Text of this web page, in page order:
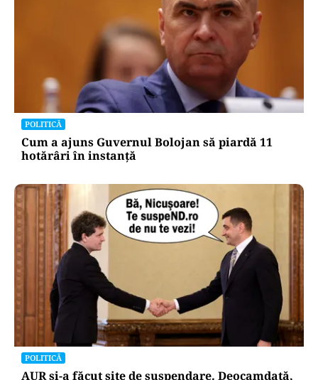
POLITICĂ
Cum a ajuns Guvernul Bolojan să piardă 11
hotărâri în instanță
POLITICĂ
AUR și-a făcut site de suspendare. Deocamdată,